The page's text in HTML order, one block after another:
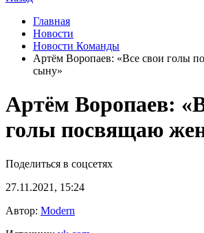
Главная
Новости
Новости Команды
Артём Воропаев: «Все свои голы
сыну»
Артём Воропаев:
голы посвящаю
Поделиться в соцсетях
27.11.2021, 15:24
Автор: Modern